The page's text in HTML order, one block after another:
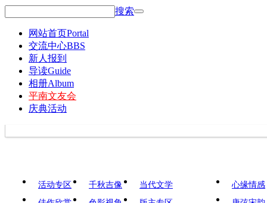
搜索
网站首页Portal
交流中心BBS
新人报到
导读Guide
相册Album
平南文友会
庆典活动
活动专区 千秋吉像
当代文学
心缘情感